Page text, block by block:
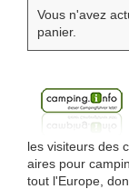
Vous n'avez
panier.
les visiteurs des
aires pour
tout l'Europe,